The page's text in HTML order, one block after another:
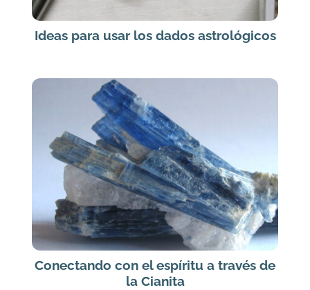
Ideas para usar los dados astrológicos
Conectando con el espíritu a través de
la Cianita